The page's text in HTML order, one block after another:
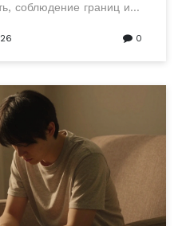
соблюдение границ и
0